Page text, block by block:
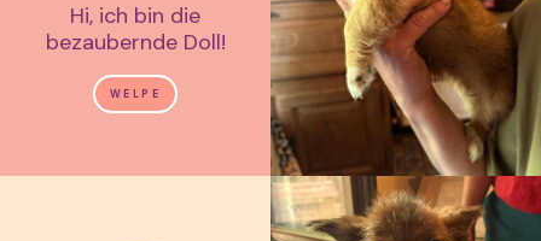
Hi, ich bin die
bezaubernde Doll!
WELPE